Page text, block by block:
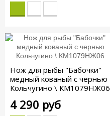
Нож для рыбы "Бабочки"
медный кованый с чернью
Кольчугино \ КМ1079НЖ06
4 290 руб